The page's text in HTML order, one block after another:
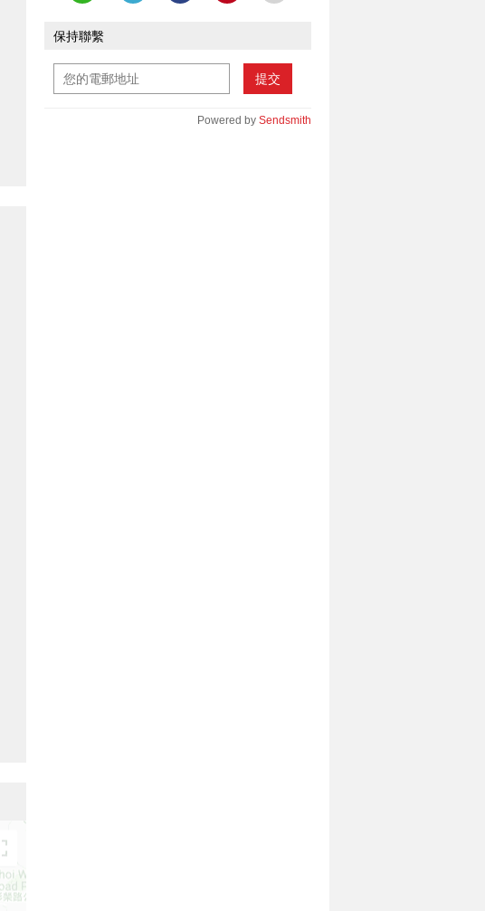
保持聯繫
提交
Powered by Sendsmith